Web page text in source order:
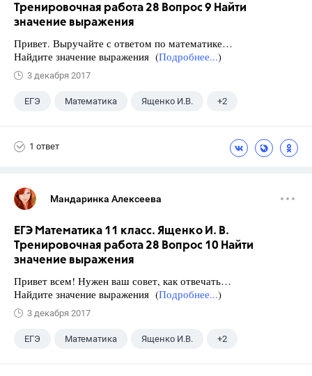
Тренировочная работа 28 Вопрос 9 Найти
значение выражения
Привет. Выручайте с ответом по математике…
Найдите значение выражения (Подробнее...)
3 декабря 2017
ЕГЭ Математика Ященко И.В. +2
1 ответ
Мандаринка Алексеева
ЕГЭ Математика 11 класс. Ященко И. В.
Тренировочная работа 28 Вопрос 10 Найти
значение выражения
Привет всем! Нужен ваш совет, как отвечать…
Найдите значение выражения (Подробнее...)
3 декабря 2017
ЕГЭ Математика Ященко И.В. +2